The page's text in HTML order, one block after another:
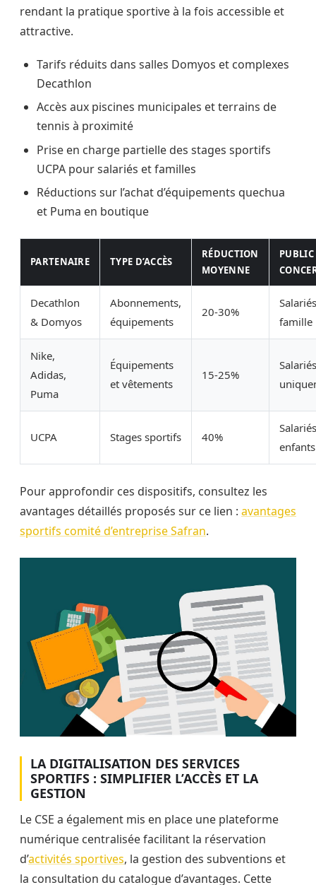
rendant la pratique sportive à la fois accessible et
attractive.
Tarifs réduits dans salles Domyos et complexes
Decathlon
Accès aux piscines municipales et terrains de
tennis à proximité
Prise en charge partielle des stages sportifs
UCPA pour salariés et familles
Réductions sur l’achat d’équipements quechua
et Puma en boutique
PARTENAIRE TYPE D’ACCÈS
RÉDUCTION
MOYENNE
PUBLIC
Decathlon
& Domyos
Abonnements,
équipements
20-30%
famille
Nike,
Adidas,
Puma
Équipements
et vêtements
15-25%
Salariés
UCPA Stages sportifs 40%
enfants
Pour approfondir ces dispositifs, consultez les
avantages détaillés proposés sur ce lien : avantages
sportifs comité d’entreprise Safran.
LA DIGITALISATION DES SERVICES
SPORTIFS : SIMPLIFIER L’ACCÈS ET LA
GESTION
Le CSE a également mis en place une plateforme
numérique centralisée facilitant la réservation
d’activités sportives, la gestion des subventions et
la consultation du catalogue d’avantages. Cette